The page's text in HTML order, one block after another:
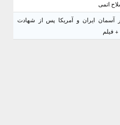
اتمی
آسمان ایران و آمریکا پس از شهادت
فیلم